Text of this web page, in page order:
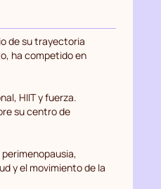
de su trayectoria
ha competido en
HIIT y fuerza.
su centro de
y el movimiento de la